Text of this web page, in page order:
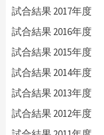
試合結果 2017年度
試合結果 2016年度
試合結果 2015年度
試合結果 2014年度
試合結果 2013年度
試合結果 2012年度